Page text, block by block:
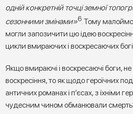
одній конкретній точці земної
сезонними змінами»6. Тому
могли запозичити цю ідею
цикли вмираючих і воскресаючих
Якщо вмираючі і воскресаючі боги,
воскресіння, то як щодо героїчних
античних романах і п’єсах, з їхніми
чудесним чином обманювали